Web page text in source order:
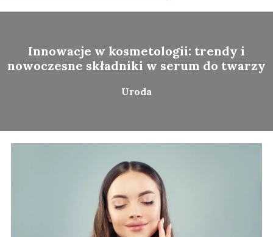
Innowacje w kosmetologii: trendy i
nowoczesne składniki w serum do twarzy
Uroda